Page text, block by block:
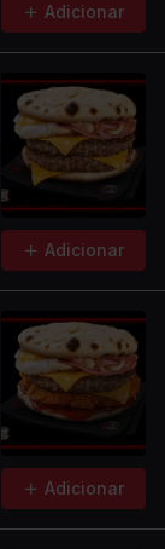
Adicionar
Adicionar
Adicionar